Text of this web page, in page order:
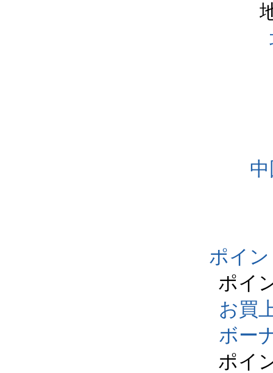
ポイ
ポイ
お買
ボー
ポイ